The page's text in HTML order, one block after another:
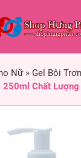
Nữ» Gel Bôi Trơn
Chất Lượng